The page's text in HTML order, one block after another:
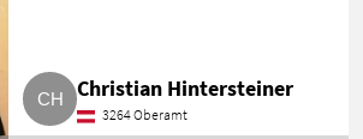
Christian Hintersteiner
3264 Oberamt